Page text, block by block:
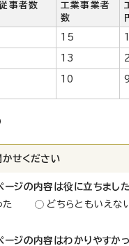
事者数
工業事業者
数
15
13
10
せください
ージの内容は役に立ちまし
た
どちらともいえ
ージの内容はわかりやすか